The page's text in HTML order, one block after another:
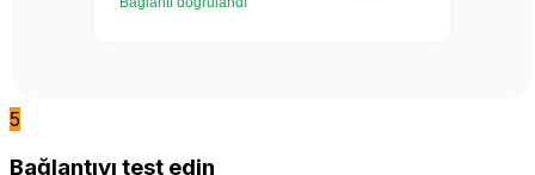
5
Bağlantıyı test edin